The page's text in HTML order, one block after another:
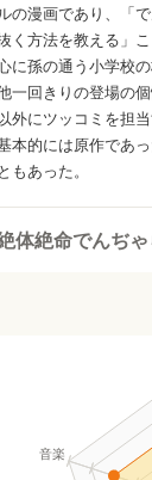
の漫画であり、「
く方法を教える」
に孫の通う小学校
一回きりの登場の
以外にツッコミを担
本的には原作であ
ともあった。
体絶命でんぢ
音楽